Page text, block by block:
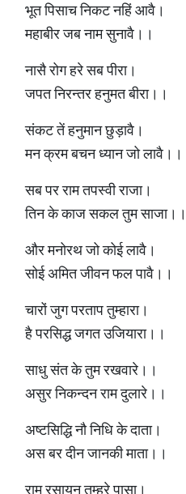
भूत पिसाच निकट नहिं आवै।
महाबीर जब नाम सुनावै।।
नासै रोग हरे सब पीरा।
जपत निरन्तर हनुमत बीरा।।
संकट तें हनुमान छुड़ावै।
मन क्रम बचन ध्यान जो लावै।।
सब पर राम तपस्वी राजा।
तिन के काज सकल तुम साजा।।
और मनोरथ जो कोई लावै।
सोई अमित जीवन फल पावै।।
चारों जुग परताप तुम्हारा।
है परसिद्ध जगत उजियारा।।
साधु संत के तुम रखवारे।।
असुर निकन्दन राम दुलारे।।
अष्टसिद्धि नौ निधि के दाता।
अस बर दीन जानकी माता।।
राम रसायन तुम्हरे पासा।